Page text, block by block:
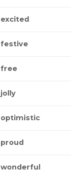
excited
festive
free
jolly
optimistic
proud
wonderful